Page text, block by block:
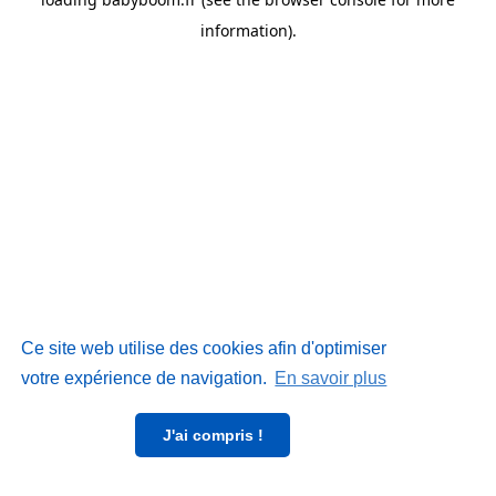
Ce site web utilise des cookies afin d'optimiser
votre expérience de navigation. En savoir plus
J'ai compris !
information).